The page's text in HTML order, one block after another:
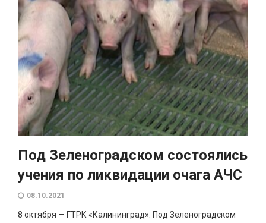
Под Зеленоградском состоялись
учения по ликвидации очага АЧС
08.10.2021
8 октября — ГТРК «Калининград». Под Зеленоградском